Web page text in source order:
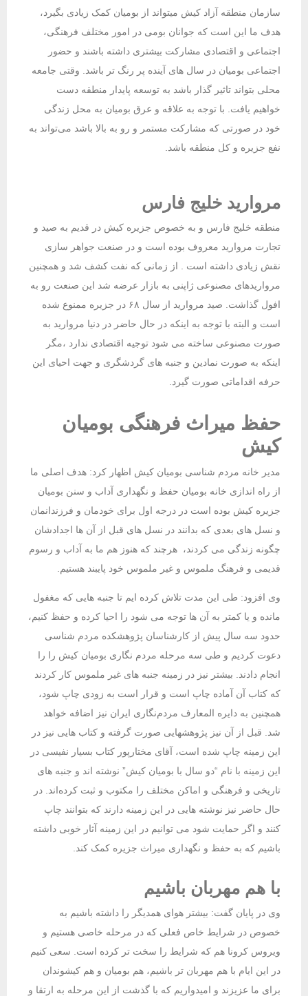
سازمان منطقه آزاد کیش میتواند از بومیان کمک زیادی بگیرد،
هدف ما این است که جوانان بومی در امور مختلف فرهنگی،
اجتماعی و اقتصادی مشارکت بیشتری داشته باشند و حضور
اجتماعی بومیان در سال های آینده پر رنگ تر باشد. وقتی جامعه
محلی بتواند تاثیر گذار باشد به توسعه پایدار منطقه دست
خواهیم یافت. با توجه به علاقه و عرق بومیان به محل زندگی
خود در صورتی که مشارکت مستمر و رو به بالا باشد می‌تواند به
نفع جزیره و کل منطقه باشد.
مروارید خلیج فارس
منطقه خلیج فارس و به خصوص جزیره کیش در قدیم به صید و
تجارت مروارید معروف بوده است و در صنعت جواهر سازی
نقش زیادی داشته است . از زمانی که نفت کشف شد و همچنین
مرواریدهای مصنوعی ژاپنی به بازار عرضه شد این صنعت رو به
افول گذاشت. صید مروارید از سال ۶۸ در جزیره ممنوع شده
است و البته با توجه به اینکه در حال حاضر در دنیا مروارید به
صورت مصنوعی ساخته می شود توجیه اقتصادی ندارد ،مگر
اینکه به صورت نمادین و جنبه های گردشگری و جهت احیای این
حرفه اقداماتی صورت گیرد.
حفظ میراث فرهنگی بومیان
کیش
مدیر خانه مردم شناسی بومیان کیش اظهار کرد: هدف اصلی ما
از راه اندازی خانه بومیان حفظ و نگهداری آداب و سنن بومیان
جزیره کیش بوده است در درجه اول برای خودمان و فرزندانمان
و نسل های بعدی که بدانند در نسل های قبل از آن ها اجدادشان
چگونه زندگی می کردند، هرچند که هنوز هم ما به آداب و رسوم
قدیمی و فرهنگ ملموس و غیر ملموس خود پایبند هستیم.
وی افزود: طی این مدت تلاش کرده ایم تا جنبه هایی که مغفول
مانده و یا کمتر به آن ها توجه می شود را احیا کرده و حفظ کنیم،
حدود سه سال پیش از کارشناسان پژوهشکده مردم شناسی
دعوت کردیم و طی سه مرحله مردم نگاری بومیان کیش را را
انجام دادند. بیشتر نیز در زمینه جنبه های غیر ملموس کار کردند
که کتاب آن آماده چاپ است و قرار است به زودی چاپ شود،
همچنین به دایره المعارف مردم‌نگاری ایران نیز اضافه خواهد
شد. قبل از آن نیز پژوهشهایی صورت گرفته و کتاب هایی نیز در
این زمینه چاپ شده است، آقای مختارپور کتاب بسیار نفیسی در
این زمینه با نام “دو سال با بومیان کیش” نوشته اند و جنبه های
تاریخی و فرهنگی و اماکن مختلف را مکتوب و ثبت کرده‌اند. در
حال حاضر نیز نوشته هایی در این زمینه دارند که بتوانند چاپ
کنند و اگر حمایت شود می توانیم در این زمینه آثار خوبی داشته
باشیم که به حفظ و نگهداری میراث جزیره کمک کند.
با هم مهربان باشیم
وی در پایان گفت: بیشتر هوای همدیگر را داشته باشیم به
خصوص در شرایط خاص فعلی که در مرحله خاصی هستیم و
ویروس کرونا هم که شرایط را سخت تر کرده است. سعی کنیم
در این ایام با هم مهربان تر باشیم، هم بومیان و هم کیشوندان
برای ما عزیزند و امیدواریم که با گذشت از این مرحله به ارتقا و